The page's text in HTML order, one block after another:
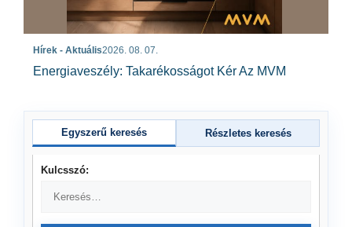
Hírek - Aktuális2026. 08. 07.
Energiaveszély: Takarékosságot Kér Az MVM
Egyszerű keresés Részletes keresés
Kulcsszó: